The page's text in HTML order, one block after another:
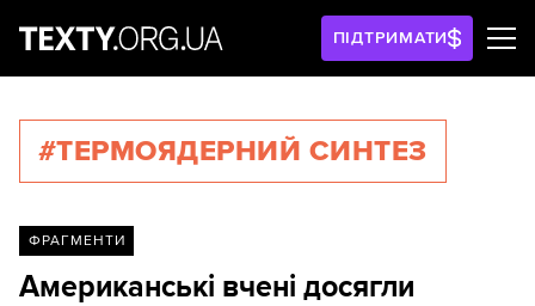
ПІДТРИМАТИ
#ТЕРМОЯДЕРНИЙ СИНТЕЗ
ФРАГМЕНТИ
Американські вчені досягли